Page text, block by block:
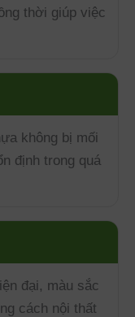
thời giúp việc
không bị mối
định trong quá
đại, màu sắc
cách nội thất